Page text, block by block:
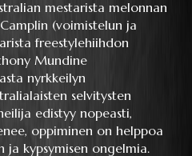
mestarista melonnan
(voimistelun ja
freestylehiihdon
Mundine
nyrkkeilyn
selvitysten
edistyy nopeasti,
oppiminen on helppoa
ja kypsymisen ongelmia.